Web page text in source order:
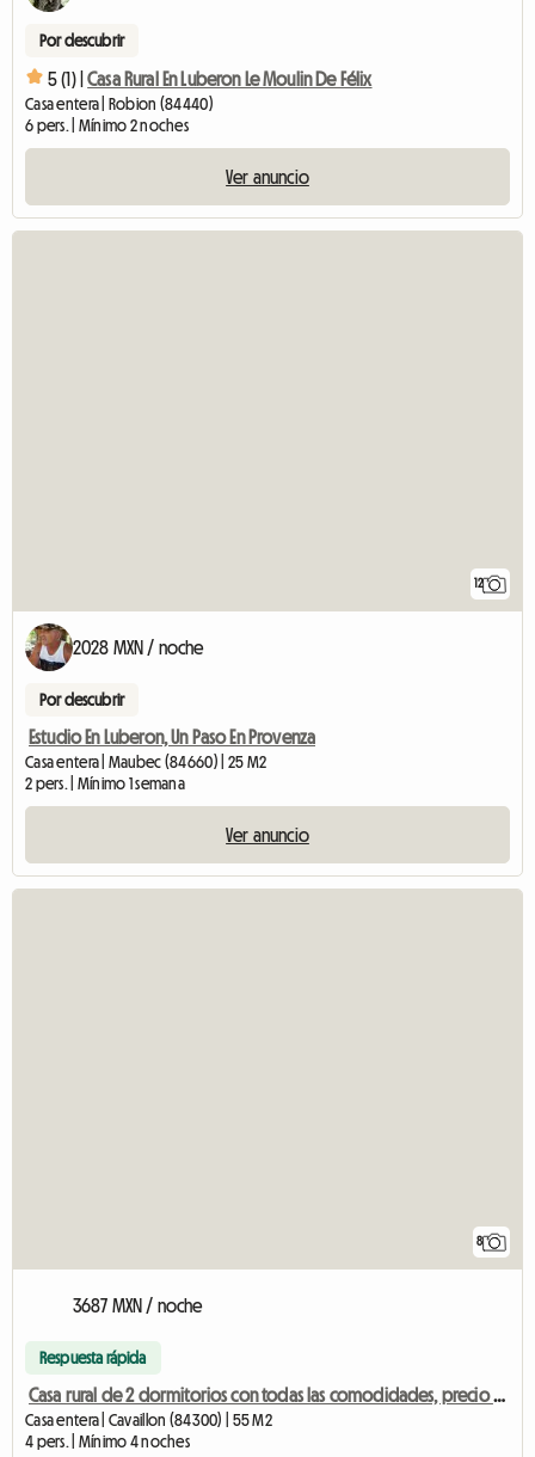
Por descubrir
5 (1) | Casa Rural En Luberon Le Moulin De Félix
Casa entera | Robion (84440)
6 pers. | Mínimo 2 noches
Ver anuncio
12
2028 MXN / noche
Por descubrir
Estudio En Luberon, Un Paso En Provenza
Casa entera | Maubec (84660) | 25 M2
2 pers. | Mínimo 1 semana
Ver anuncio
8
3687 MXN / noche
Respuesta rápida
Casa rural de 2 dormitorios con todas las comodidades, precio por semana.
Casa entera | Cavaillon (84300) | 55 M2
4 pers. | Mínimo 4 noches